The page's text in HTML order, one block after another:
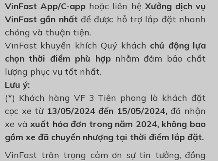
VinFast App/C-app hoặc liên hệ Xưởng dịch vụ
VinFast gần nhất để được hỗ trợ lắp đặt nhanh
chóng và thuận tiện.
VinFast khuyến khích Quý khách chủ động lựa
chọn thời điểm phù hợpnhằm đảm bảo chất
lượng phục vụ tốt nhất.
Lưu ý:
(*) Khách hàng VF 3 Tiên phong là khách đặt
cọc xe từ13/05/2024 đến 15/05/2024,đã nhận
xe vàxuất hóa đơn trong năm 2024, không bao
gồm xe đã chuyển nhượng tại thời điểm lắp đặt.
VinFast trân trọng cảm ơn sự tin tưởng, đồng